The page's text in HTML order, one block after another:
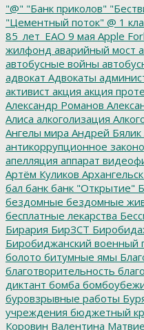
"@" "Банк приколов"
"Цементный поток" @ 1
85_лет_ЕАО 9 мая Apple
жилфонд аварийный мост
автобусные войны
адвокат Адвокаты
активист акция акция
Александр Романов
Алиса алкоголизация
Ангелы мира Андрей Бялик
антикоррупционное
апелляция аппарат
Артём Куликов Архангельск
бал банк банк "Открытие"
бездомные бездомные
бесплатные лекарства
Бирария БирЗСТ
Биробиджанский военный
болото битумные ямы
благотворительность
диктант бомба
буровзрывные работы
учреждения бюджетный
Коровин Валентина